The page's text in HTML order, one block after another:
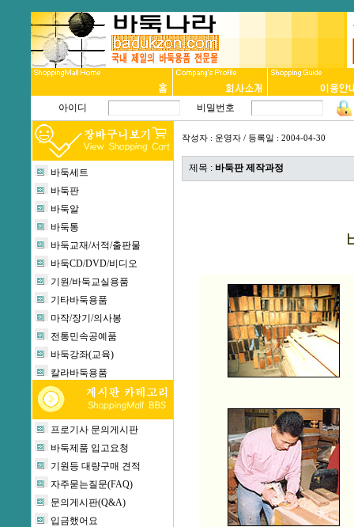
아이디 비밀번호
바둑세트
바둑판
바둑알
바둑통
바둑교재/서적/출판물
바둑CD/DVD/비디오
기원/바둑교실용품
기타바둑용품
마작/장기/의사봉
전통민속공예품
바둑강좌(교육)
칼라바둑용품
프로기사 문의게시판
바둑제품 입고요청
기원등 대량구매 견적
자주묻는질문(FAQ)
문의게시판(Q&A)
입금했어요
작성자 : 운영자 / 등록일 : 2004-04-30
제목 : 바둑판 제작과정
바둑판